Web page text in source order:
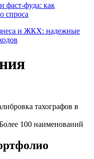
фаст-фуда: как
спроса
и ЖКХ: надежные
тахографов в
100 наименований